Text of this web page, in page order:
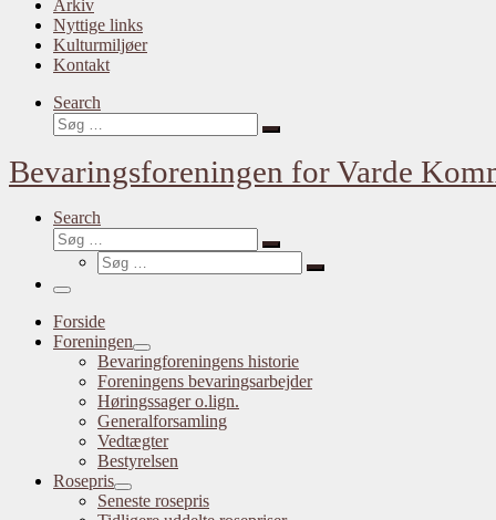
Arkiv
Nyttige links
Kulturmiljøer
Kontakt
Search
Søg
Søg
Bevaringsforeningen for Varde
Search
Søg
Søg
Søg
Søg
Menu
Forside
Foreningen
Bevaringforeningens historie
Foreningens bevaringsarbejder
Høringssager o.lign.
Generalforsamling
Vedtægter
Bestyrelsen
Rosepris
Seneste rosepris